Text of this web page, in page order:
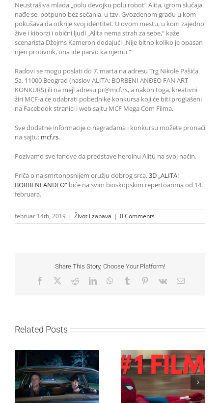
Neustrašiva mlada „polu devojku polu robot“ Alita, igrom slučaja
nađe se, potpuno bez sećanja, u tzv. Gvozdenom gradu u kom
pokušava da otkrije svoj identitet. U ovom mestu, u kom zajedno
žive i kiborzi i obični ljudi „Alita nema strah za sebe,“ kaže
scenarista Džejms Kameron dodajući „Nije bitno koliko je opasan
njen protivnik, ona ide parvo ka njemu.“
Radovi se mogu poslati do 7. marta na adresu Trg Nikole Pašića
5a, 11000 Beograd (naslov ALITA: BORBENI ANĐEO FAN ART
KONKURS) ili na mejl adresu pr@mcf.rs, a nakon toga, kreativni
žiri MCF-a će odabrati pobednike konkursa koji će biti proglašeni
na Facebook stranici i web sajtu MCF Mega Com Filma.
Sve dodatne informacije o nagradama i konkursu možete pronaći
na sajtu: mcf.rs.
Pozivamo sve fanove da predstave heroinu Alitu na svoj način.
Priča o najsmrtonosnijem oružju dobrog srca,3D „ALITA:
BORBENI ANĐEO“ biće na svim bioskopskim repertoarima od 14.
februara.
februar 14th, 2019 | Život i zabava | 0 Comments
Share This Story, Choose Your Platform!
Facebook RedditLinkedInWhatsApp
Tumblr Pinterest
Vk Email
Related Posts
SF NIGHT: POSLEDNJI
DANI ULICE
HRASTOVA u Concept
Najuspešnije otvaranje
studijskog filma u Srbiji:
Spajdermen: Novi dan